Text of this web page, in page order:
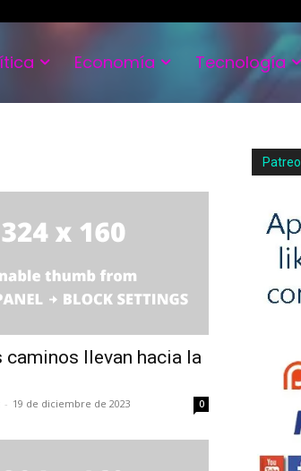
Economía Tecnología
caminos llevan hacia la
- 19 de diciembre de 2023 0